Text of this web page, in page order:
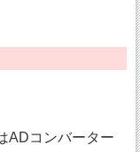
ADコンバーター